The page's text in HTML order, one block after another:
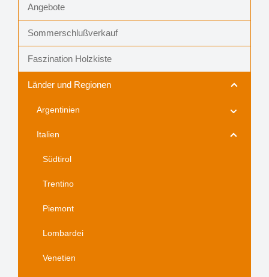
Angebote
Sommerschlußverkauf
Faszination Holzkiste
Länder und Regionen
Argentinien
Italien
Südtirol
Trentino
Piemont
Lombardei
Venetien